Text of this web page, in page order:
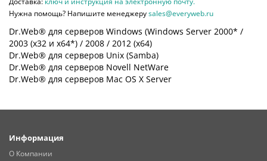
Нужна помощь? Напишите менеджеруsales@everyweb.ru
Dr.Web® для серверов Windows (Windows Server 2000* /
2003 (х32 и х64*) / 2008 / 2012 (х64)
Dr.Web® для серверов Unix (Samba)
Dr.Web® для серверов Novell NetWare
Dr.Web® для серверов Mac OS X Server
Информация
О Компании